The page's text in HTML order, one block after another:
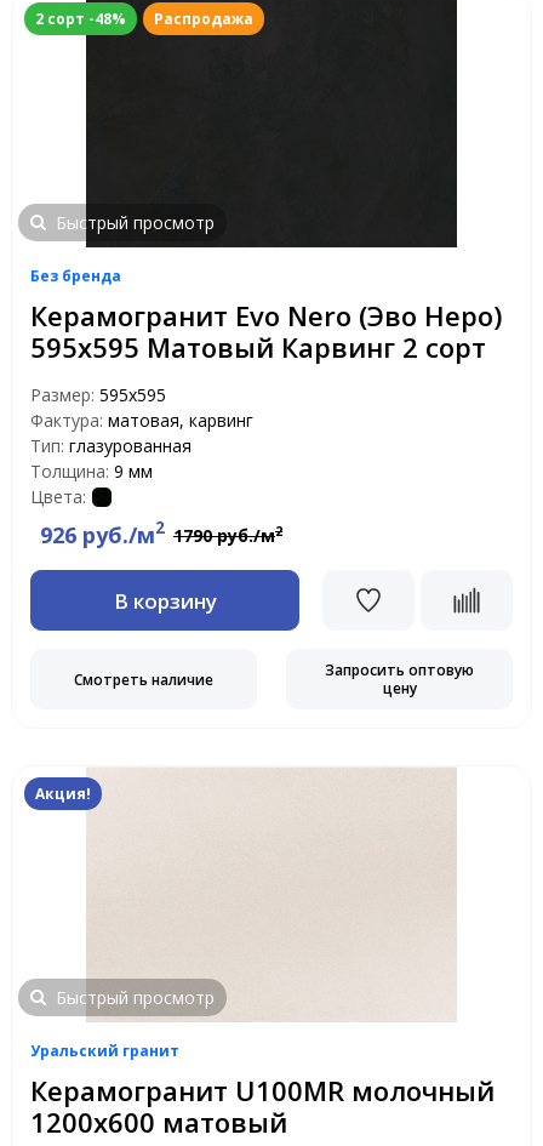
2 сорт -48% Распродажа
Быстрый просмотр
Без бренда
Керамогранит Evo Nero (Эво Неро)
595x595 Матовый Карвинг 2 сорт
Размер: 595x595
Фактура: матовая, карвинг
Тип: глазурованная
Толщина: 9 мм
Цвета:
926 руб./м2 1790 руб./м2
В корзину
Смотреть наличие
Запросить оптовую
цену
Акция!
Быстрый просмотр
Уральский гранит
Керамогранит U100MR молочный
1200х600 матовый